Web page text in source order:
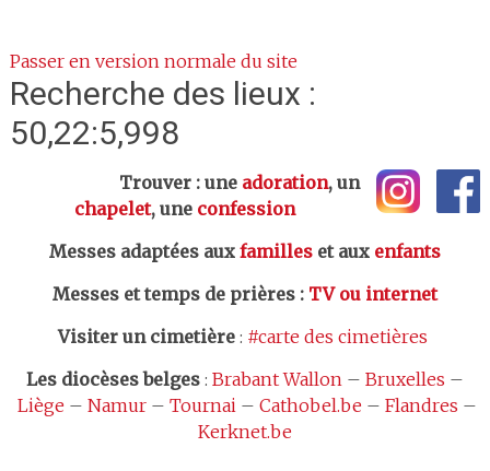
Passer en version normale du site
Recherche des lieux :
50,22:5,998
Trouver : une adoration, un
chapelet, une confession
Messes adaptées aux familleset aux enfants
Messes et temps de prières: TV ou internet
Visiter un cimetière: #carte des cimetières
Les diocèses belges: Brabant Wallon– Bruxelles –
Liège – Namur– Tournai– Cathobel.be – Flandres –
Kerknet.be